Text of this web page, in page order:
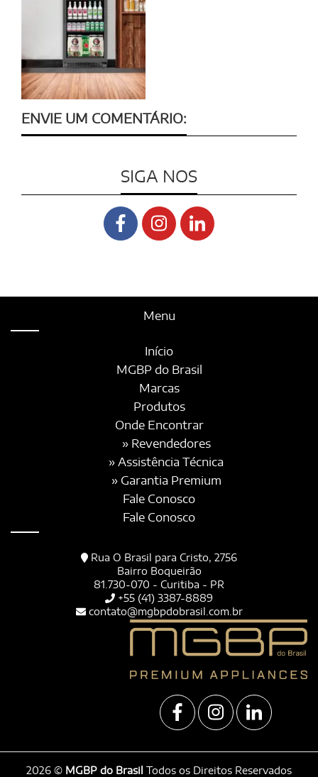
ENVIE UM COMENTÁRIO:
SIGA NOS
Menu
Início
MGBP do Brasil
Marcas
Produtos
Onde Encontrar
» Revendedores
» Assistência Técnica
» Garantia Premium
Fale Conosco
Fale Conosco
Rua O Brasil para Cristo, 2756
Bairro Boqueirão
81.730-070 - Curitiba - PR
+55 (41) 3387-8889
contato@mgbpdobrasil.com.br
2026 © MGBP do Brasil Todos os Direitos Reservados